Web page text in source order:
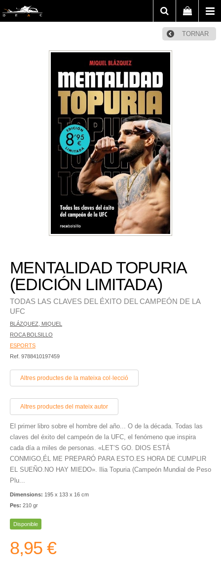
TORNAR
MENTALIDAD TOPURIA
(EDICIÓN LIMITADA)
TODAS LAS CLAVES DEL ÉXITO DEL CAMPEÓN DE LA
UFC
BLÁZQUEZ, MIQUEL
ROCA BOLSILLO
ESPORTS
Ref. 9788410197459
Altres productes de la mateixa col·lecció
Altres productes del mateix autor
El primer libro sobre el hombre del año... O de la década. Todas las
claves del éxito del campeón de la UFC, el fenómeno que inspira
cada día a miles de personas. «LET’S GO. DIOS ESTÁ
CONMIGO,ÉL ME PREPARÓ PARA ESTO.ES HORA DE CUMPLIR
EL SUEÑO.NO HAY MIEDO». Ilia Topuria (Campeón Mundial de Peso
Plu...
Dimensions: 195 x 133 x 16 cm
Pes: 210 gr
Disponible
8,95 €